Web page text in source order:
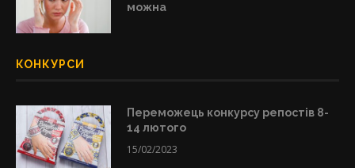
можна
КОНКУРСИ
Переможець конкурсу репостів 8-
14 лютого
15/02/2023